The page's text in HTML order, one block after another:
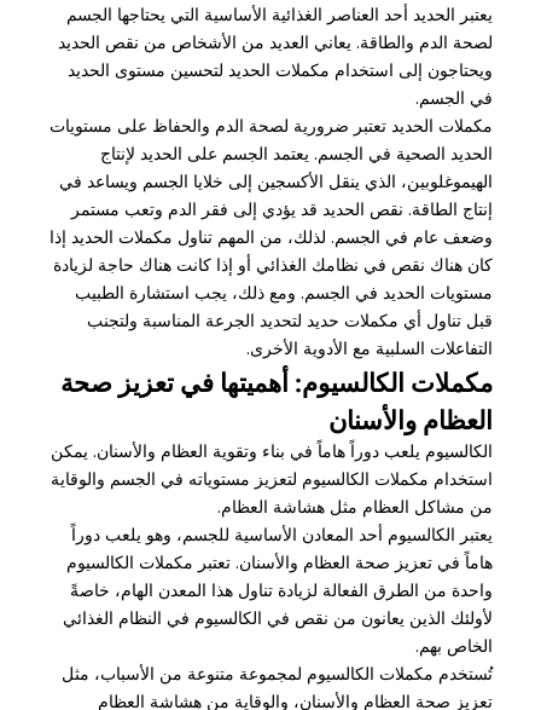
يعتبر الحديد أحد العناصر الغذائية الأساسية التي يحتاجها الجسم
لصحة الدم والطاقة. يعاني العديد من الأشخاص من نقص الحديد
ويحتاجون إلى استخدام مكملات الحديد لتحسين مستوى الحديد
في الجسم.
مكملات الحديد تعتبر ضرورية لصحة الدم والحفاظ على مستويات
الحديد الصحية في الجسم. يعتمد الجسم على الحديد لإنتاج
الهيموغلوبين، الذي ينقل الأكسجين إلى خلايا الجسم ويساعد في
إنتاج الطاقة. نقص الحديد قد يؤدي إلى فقر الدم وتعب مستمر
وضعف عام في الجسم. لذلك، من المهم تناول مكملات الحديد إذا
كان هناك نقص في نظامك الغذائي أو إذا كانت هناك حاجة لزيادة
مستويات الحديد في الجسم. ومع ذلك، يجب استشارة الطبيب
قبل تناول أي مكملات حديد لتحديد الجرعة المناسبة ولتجنب
التفاعلات السلبية مع الأدوية الأخرى.
مكملات الكالسيوم: أهميتها في تعزيز صحة
العظام والأسنان
الكالسيوم يلعب دوراً هاماً في بناء وتقوية العظام والأسنان. يمكن
استخدام مكملات الكالسيوم لتعزيز مستوياته في الجسم والوقاية
من مشاكل العظام مثل هشاشة العظام.
يعتبر الكالسيوم أحد المعادن الأساسية للجسم، وهو يلعب دوراً
هاماً في تعزيز صحة العظام والأسنان. تعتبر مكملات الكالسيوم
واحدة من الطرق الفعالة لزيادة تناول هذا المعدن الهام، خاصةً
لأولئك الذين يعانون من نقص في الكالسيوم في النظام الغذائي
الخاص بهم.
تُستخدم مكملات الكالسيوم لمجموعة متنوعة من الأسباب، مثل
تعزيز صحة العظام والأسنان، والوقاية من هشاشة العظام